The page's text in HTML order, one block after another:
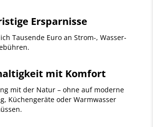
Ersparnisse
Tausende Euro an Strom-, Wasser-
mit Komfort
mit der Natur – ohne auf moderne
Küchengeräte oder Warmwasser